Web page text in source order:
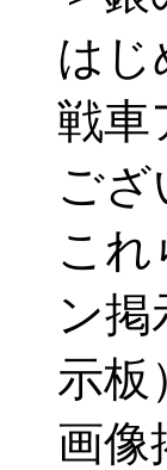
は
戦車
ござ
こ
ン
示板
画像